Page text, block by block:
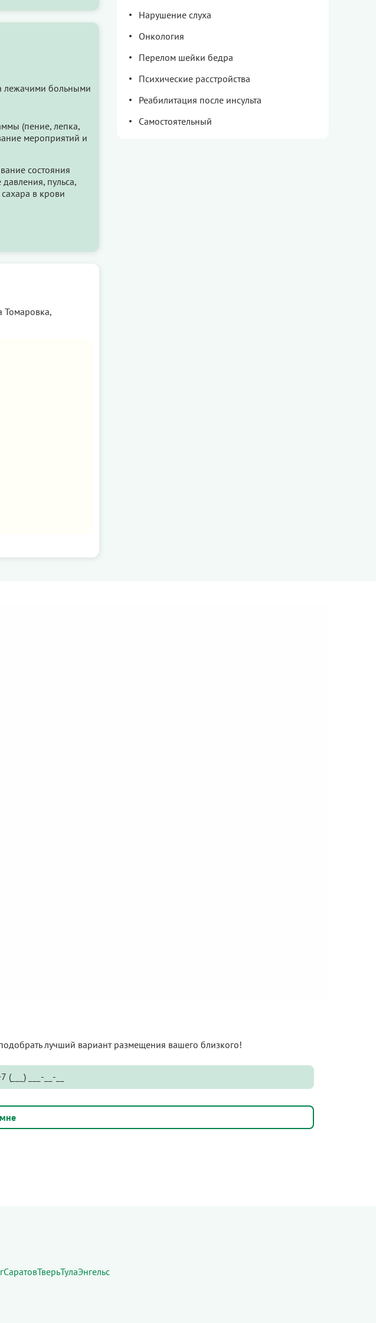
лежачими больными
(пение, лепка,
мероприятий и
состояния
пульса,
в крови
Томаровка,
Нарушение слуха
Онкология
Перелом шейки бедра
Психические расстройства
Реабилитация после инсульта
Самостоятельный
лучший вариант размещения вашего близкого!
СаратовТверьТулаЭнгельс